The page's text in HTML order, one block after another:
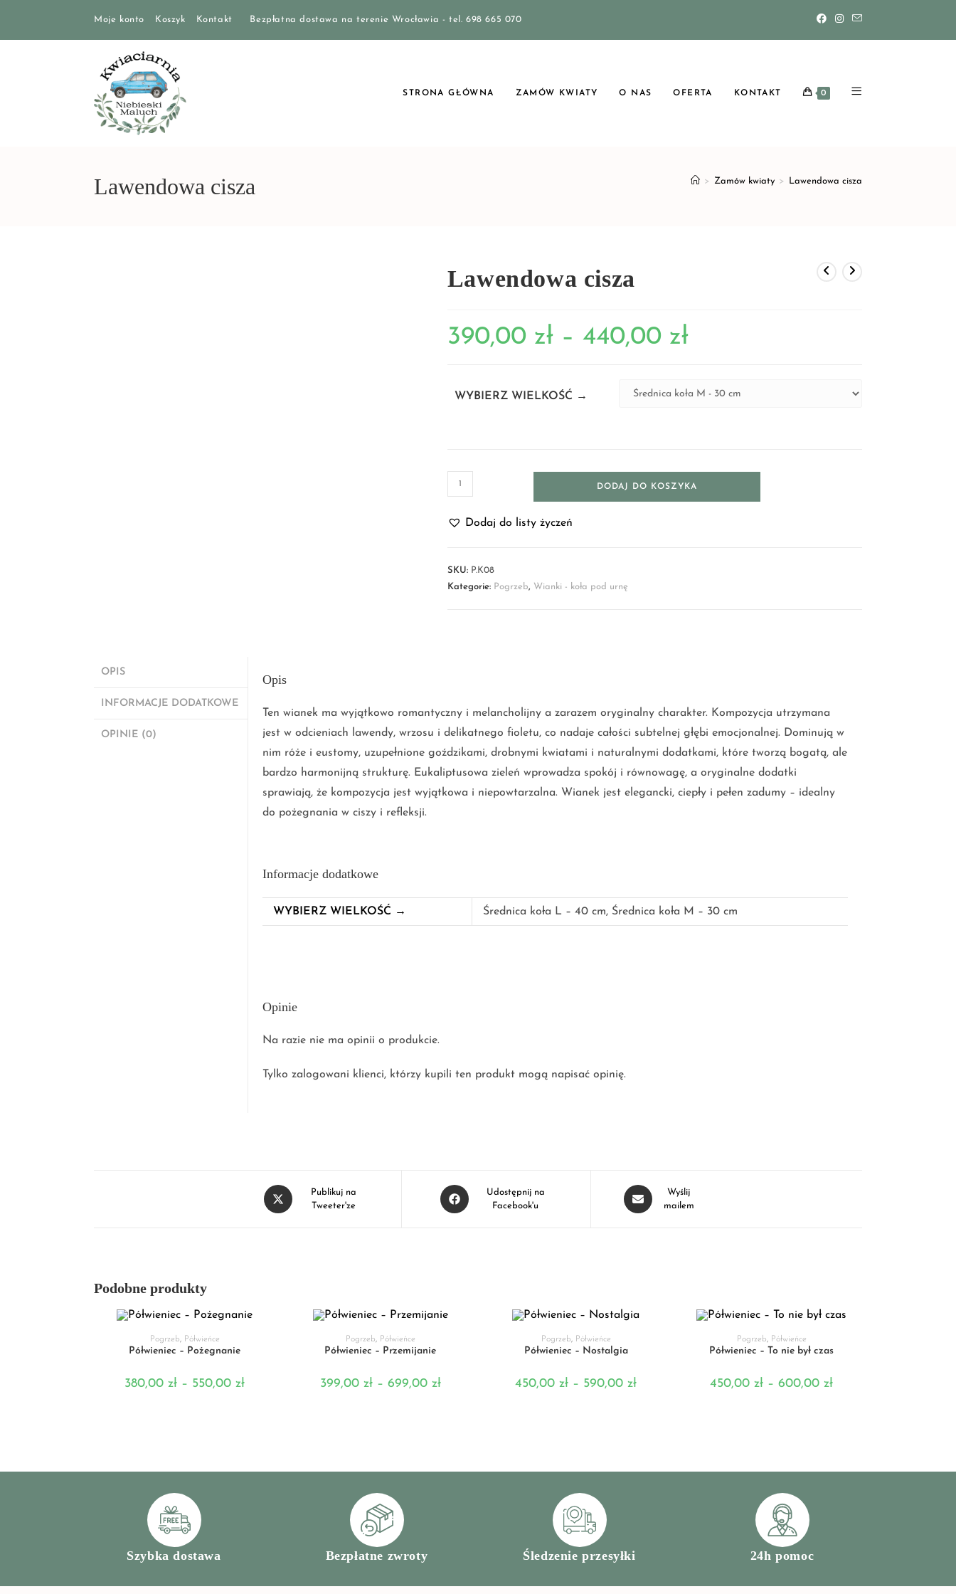
Moje konto Koszyk Kontakt Bezpłatna dostawa na terenie Wrocławia - tel. 698 665 070
STRONA GŁÓWNA ZAMÓW KWIATY O NAS OFERTA KONTAKT 0
Lawendowa cisza > Zamów kwiaty > Lawendowa cisza
Lawendowa cisza
390,00 zł – 440,00 zł
WYBIERZ WIELKOŚĆ →
DODAJ DO KOSZYKA
Dodaj do listy życzeń
SKU: P.K08
Kategorie: Pogrzeb, Wianki - koła pod urnę
OPIS
INFORMACJE DODATKOWE
OPINIE (0)
Opis
Ten wianek ma wyjątkowo romantyczny i melancholijny a zarazem oryginalny charakter. Kompozycja utrzymana
jest w odcieniach lawendy, wrzosu i delikatnego fioletu, co nadaje całości subtelnej głębi emocjonalnej. Dominują w
nim róże i eustomy, uzupełnione goździkami, drobnymi kwiatami i naturalnymi dodatkami, które tworzą bogatą, ale
bardzo harmonijną strukturę. Eukaliptusowa zieleń wprowadza spokój i równowagę, a oryginalne dodatki
sprawiają, że kompozycja jest wyjątkowa i niepowtarzalna. Wianek jest elegancki, ciepły i pełen zadumy – idealny
do pożegnania w ciszy i refleksji.
Informacje dodatkowe
WYBIERZ WIELKOŚĆ → Średnica koła L – 40 cm, Średnica koła M – 30 cm
Opinie
Na razie nie ma opinii o produkcie.
Tylko zalogowani klienci, którzy kupili ten produkt mogą napisać opinię.
Publikuj na
Tweeter'ze
Udostępnij na
Facebook'u
Wyślij
mailem
Podobne produkty
WYBIERZ OPCJE
Pogrzeb, Półwieńce
Półwieniec – Pożegnanie
380,00 zł – 550,00 zł
WYBIERZ OPCJE
Pogrzeb, Półwieńce
Półwieniec – Przemijanie
399,00 zł – 699,00 zł
WYBIERZ OPCJE
Pogrzeb, Półwieńce
Półwieniec – Nostalgia
450,00 zł – 590,00 zł
WYBIERZ OPCJE
Pogrzeb, Półwieńce
Półwieniec – To nie był czas
450,00 zł – 600,00 zł
Szybka dostawa Bezpłatne zwroty Śledzenie przesyłki 24h pomoc